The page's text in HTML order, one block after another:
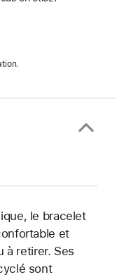
le bracelet
et
à retirer. Ses
sont